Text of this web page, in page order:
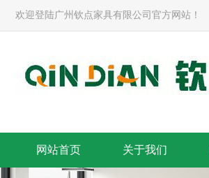
欢迎登陆广州钦点家具有限公司官方网站！
网站首页 关于我们